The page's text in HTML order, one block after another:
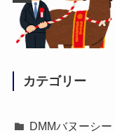
カテゴリー
DMMバヌーシー